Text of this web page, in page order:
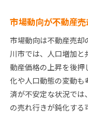
地域の魅力を活
寝屋川市の
周辺施設と
地域イベン
景観と自然
地域コミュ
市場動向が不動産
市場動向は不動産売却
川市では、人口増加
動産価格の上昇を後押
化や人口動態の変動も
済が不安定な状況では
の売れ行きが鈍化する